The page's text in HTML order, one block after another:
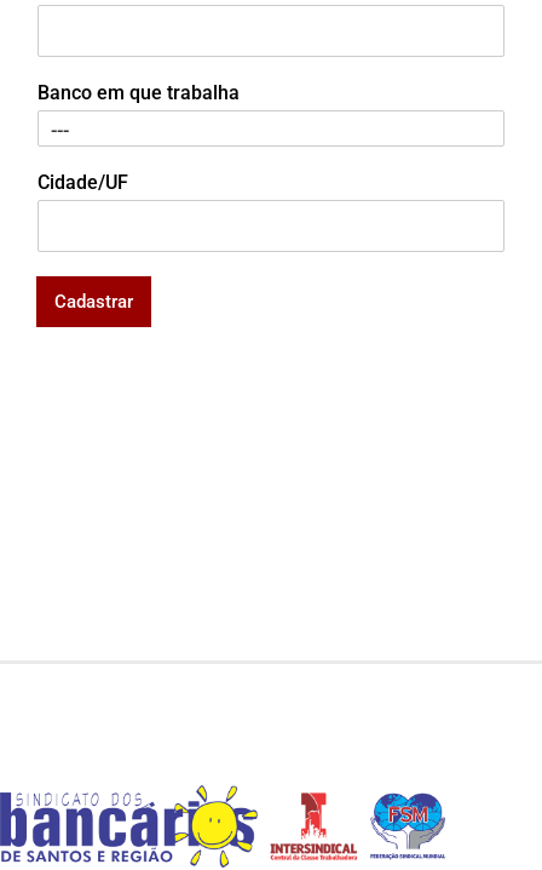
Banco em que trabalha
Cidade/UF
Cadastrar